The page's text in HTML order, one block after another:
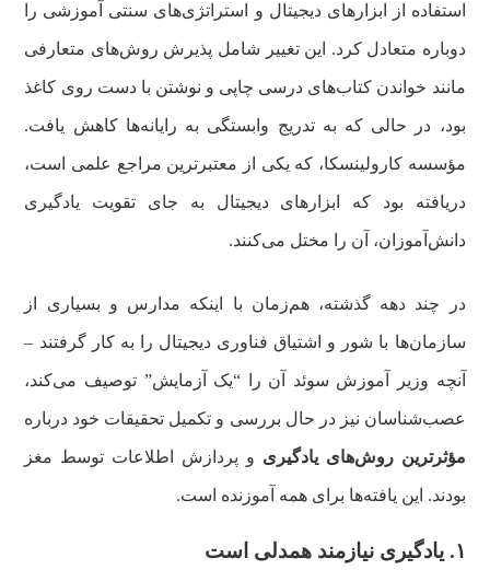
استفاده از ابزارهای دیجیتال و استراتژی‌های سنتی آموزشی را
دوباره متعادل کرد. این تغییر شامل پذیرش روش‌های متعارفی
مانند خواندن کتاب‌های درسی چاپی و نوشتن با دست روی کاغذ
بود، در حالی که به تدریج وابستگی به رایانه‌ها کاهش یافت.
مؤسسه کارولینسکا، که یکی از معتبرترین مراجع علمی است،
دریافته بود که ابزارهای دیجیتال به جای تقویت یادگیری
دانش‌آموزان، آن را مختل می‌کنند.
در چند دهه گذشته، هم‌زمان با اینکه مدارس و بسیاری از
سازمان‌ها با شور و اشتیاق فناوری دیجیتال را به کار گرفتند –
آنچه وزیر آموزش سوئد آن را “یک آزمایش” توصیف می‌کند،
عصب‌شناسان نیز در حال بررسی و تکمیل تحقیقات خود درباره
مؤثرترین روش‌های یادگیری و پردازش اطلاعات توسط مغز
بودند. این یافته‌ها برای همه آموزنده است.
۱. یادگیری نیازمند همدلی است